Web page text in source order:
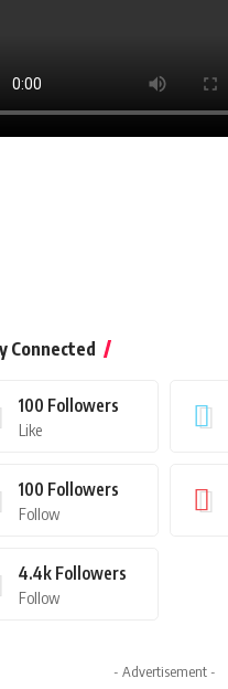
Connected
100 Followers
Like
100 Followers
Follow
4.4k Followers
Follow
- Advertisement -